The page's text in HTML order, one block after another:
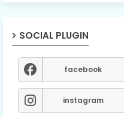
SOCIAL PLUGIN
facebook
instagram